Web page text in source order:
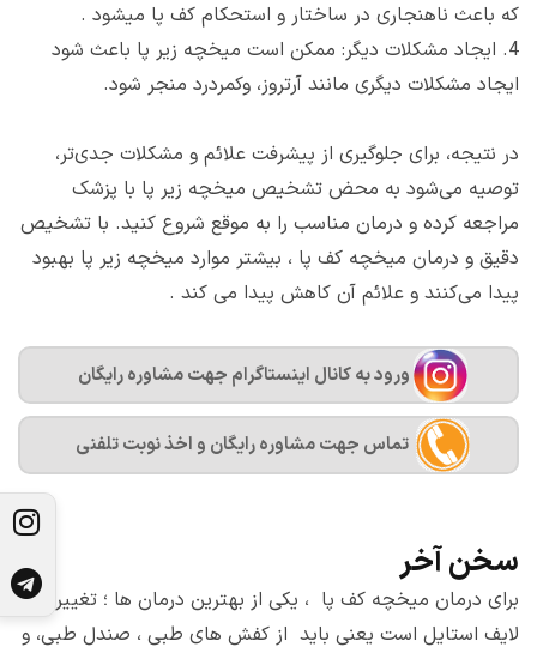
که باعث ناهنجاری در ساختار و استحکام کف پا میشود .
4. ایجاد مشکلات دیگر: ممکن است میخچه زیر پا باعث شود
ایجاد مشکلات دیگری مانند آرتروز، وکمردرد منجر شود.
در نتیجه، برای جلوگیری از پیشرفت علائم و مشکلات جدی‌تر،
توصیه می‌شود به محض تشخیص میخچه زیر پا با پزشک
مراجعه کرده و درمان مناسب را به موقع شروع کنید. با تشخیص
دقیق و درمان میخچه کف پا ، بیشتر موارد میخچه زیر پا بهبود
پیدا می‌کنند و علائم آن کاهش پیدا می کند .
ورود به کانال اینستاگرام جهت مشاوره رایگان
تماس جهت مشاوره رايگان و اخذ نوبت تلفنی
سخن آخر
برای درمان میخچه کف پا ، یکی از بهترین درمان ها ؛ تغییر
لایف استایل است یعنی باید از کفش های طبی ، صندل طبی، و